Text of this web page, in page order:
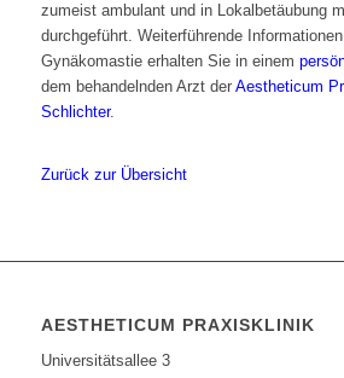
zumeist ambulant und in Lokalbetäubung
durchgeführt. Weiterführende
Gynäkomastie erhalten Sie in einem
dem behandelnden Arzt der Aestheticum
Schlichter.
Zurück zur Übersicht
AESTHETICUM PRAXISKLINIK
Universitätsallee 3